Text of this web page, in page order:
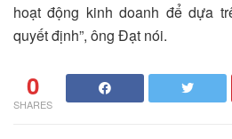
hoạt động kinh doanh để dựa
quyết định”, ông Đạt nói.
0
SHARES